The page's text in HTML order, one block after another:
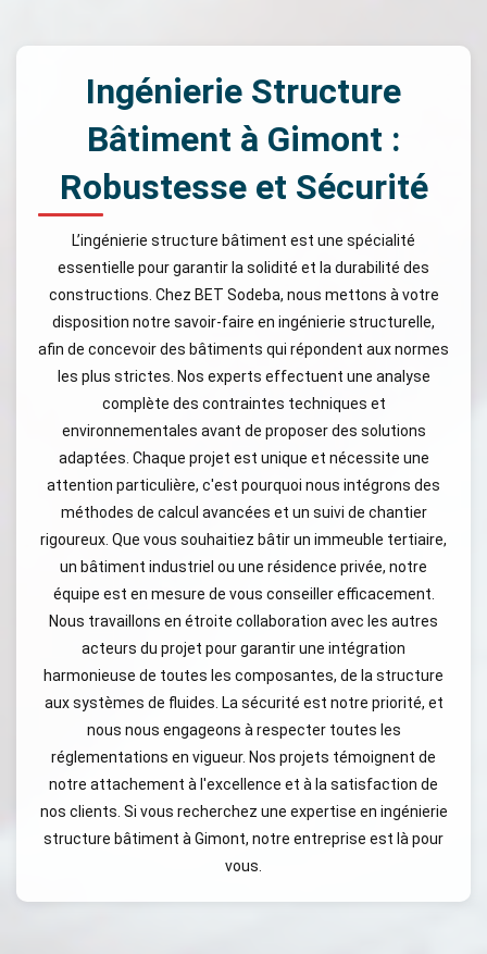
Ingénierie Structure
Bâtiment à Gimont :
Robustesse et Sécurité
L’ingénierie structure bâtiment est une spécialité
essentielle pour garantir la solidité et la durabilité des
constructions. Chez BET Sodeba, nous mettons à votre
disposition notre savoir-faire en ingénierie structurelle,
afin de concevoir des bâtiments qui répondent aux normes
les plus strictes. Nos experts effectuent une analyse
complète des contraintes techniques et
environnementales avant de proposer des solutions
adaptées. Chaque projet est unique et nécessite une
attention particulière, c'est pourquoi nous intégrons des
méthodes de calcul avancées et un suivi de chantier
rigoureux. Que vous souhaitiez bâtir un immeuble tertiaire,
un bâtiment industriel ou une résidence privée, notre
équipe est en mesure de vous conseiller efficacement.
Nous travaillons en étroite collaboration avec les autres
acteurs du projet pour garantir une intégration
harmonieuse de toutes les composantes, de la structure
aux systèmes de fluides. La sécurité est notre priorité, et
nous nous engageons à respecter toutes les
réglementations en vigueur. Nos projets témoignent de
notre attachement à l'excellence et à la satisfaction de
nos clients. Si vous recherchez une expertise en ingénierie
structure bâtiment à Gimont, notre entreprise est là pour
vous.